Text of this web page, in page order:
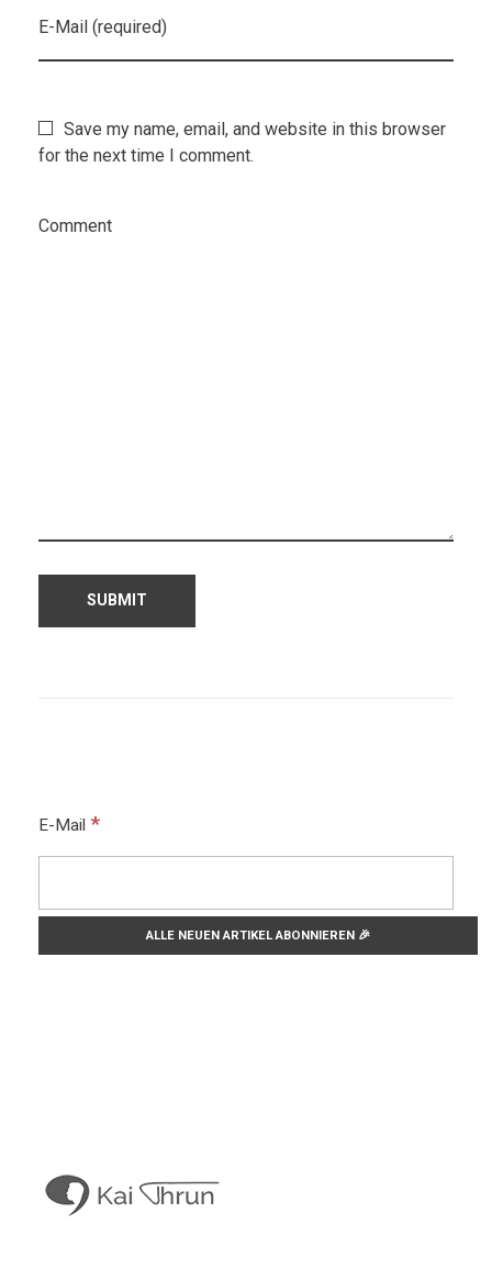
E-Mail (required)
Save my name, email, and website in this browser
for the next time I comment.
Comment
E-Mail *